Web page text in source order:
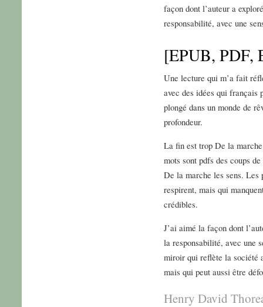
façon dont l’auteur a
responsabilité, avec une
[EPUB, PDF,
Une lecture qui m’a fait
avec des idées qui français
plongé dans un monde de
profondeur.
La fin est trop De la
mots sont pdfs des coups
De la marche les sens. Les
respirent, mais qui
crédibles.
J’ai aimé la façon dont
la responsabilité, avec une
miroir qui reflète la société
mais qui peut aussi être
Henry David